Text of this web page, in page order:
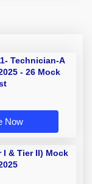
Technician-A
- 26 Mock
Now
I & Tier II) Mock